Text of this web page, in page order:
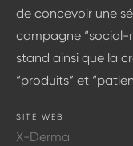
de concevoir une
campagne “social-
stand ainsi que la
“produits” et
SITE WEB
X-Derma